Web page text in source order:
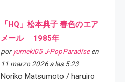
「HQ」松本典子 春色のエア
メール 1985年
por yumeki05 J-PopParadiseen
11 marzo 2026 a las 5:23
Noriko Matsumoto / haruiro